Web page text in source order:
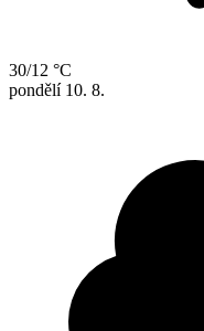
30/12 °C
pondělí 10. 8.